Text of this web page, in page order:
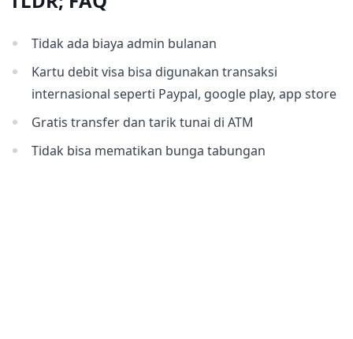
Tidak ada biaya admin bulanan
Kartu debit visa bisa digunakan transaksi
internasional seperti Paypal, google play, app store
Gratis transfer dan tarik tunai di ATM
Tidak bisa mematikan bunga tabungan